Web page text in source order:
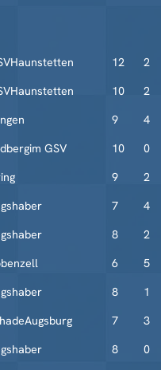
12 2
10 2
9 4
GSV 10 0
9 2
7 4
8 2
6 5
8 1
7 3
8 0